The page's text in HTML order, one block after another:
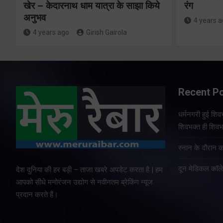
खेर – केदारनाथ धाम यात्रा के साझा किये
अनुभव
4 years ago Girish Gairola
रंग
4 years
देश दुनिया की हर बड़ी – ताजा खबरे अपडेट करता है | हम
आपको सीधे मनोरंजन उद्योग से नवीनतम ब्रेकिंग न्यूज
प्रदान करते हैं।
Recent
धर्मनगरी हुई
शिवभक्त ही
स्नान के दौरान
दून मेडिकल